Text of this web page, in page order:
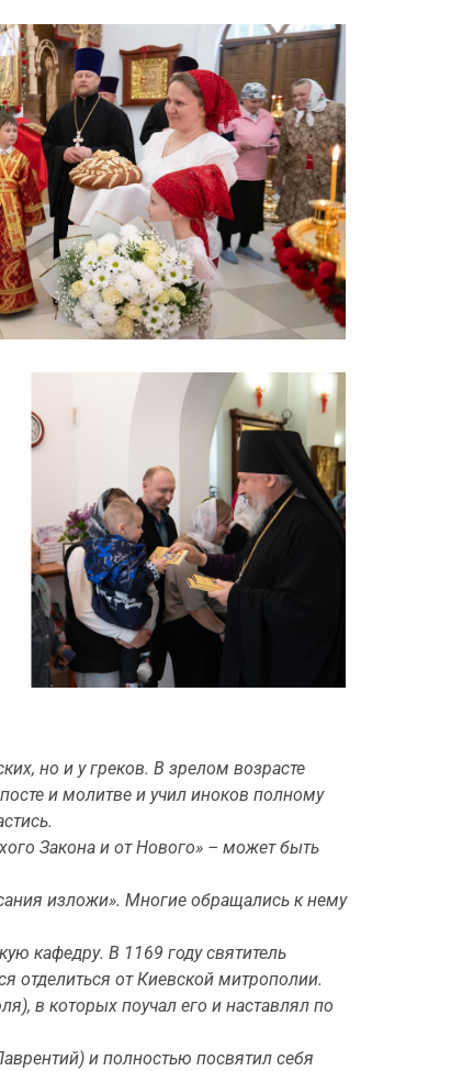
но и у греков. В зрелом возрасте
и молитве и учил иноков полному
Закона и от Нового» – может быть
изложи». Многие обращались к нему
кафедру. В 1169 году святитель
отделиться от Киевской митрополии.
в которых поучал его и наставлял по
и полностью посвятил себя